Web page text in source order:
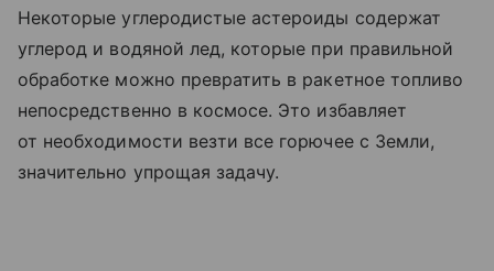
Некоторые углеродистые астероиды содержат
углерод и водяной лед, которые при правильной
обработке можно превратить в ракетное топливо
непосредственно в космосе. Это избавляет
от необходимости везти все горючее с Земли,
значительно упрощая задачу.